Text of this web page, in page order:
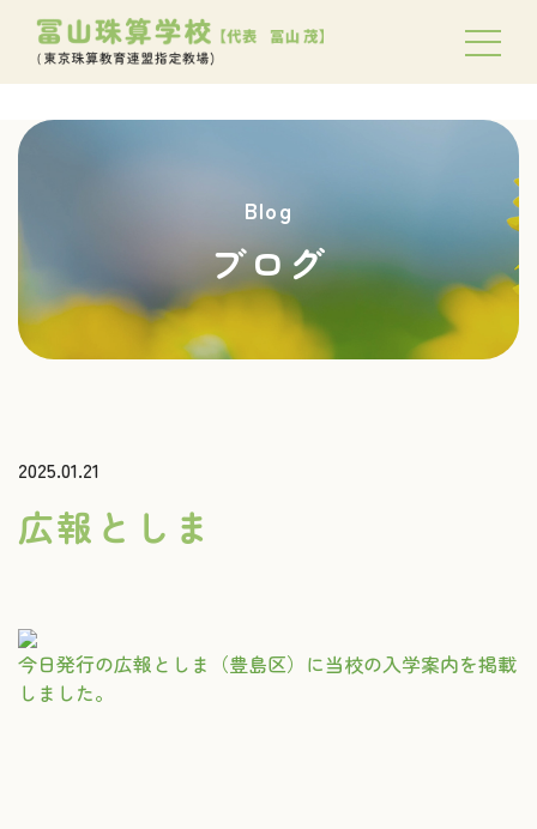
Blog
ブログ
2025.01.21
広報としま
今日発行の広報としま（豊島区）に当校の入学案内を掲載
しました。